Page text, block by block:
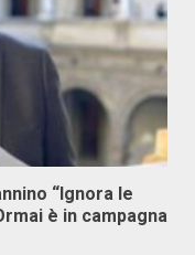
“Ignora le
è in campagna